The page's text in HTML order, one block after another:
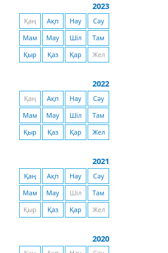
2023
Қаң Ақп Нау
Сәу
Мам
Мау Шіл
Там
Қыр
Қаз Қар Жел
2022
Қаң Ақп Нау
Сәу
Мам
Мау Шіл
Там
Қыр
Қаз Қар Жел
2021
Қаң Ақп Нау
Сәу
Мам
Мау Шіл
Там
Қыр
Қаз Қар Жел
2020